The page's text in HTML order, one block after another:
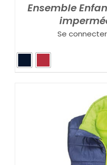
Ensemble
Se